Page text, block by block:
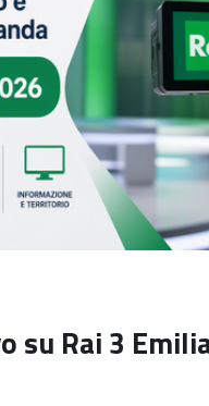
su Rai 3